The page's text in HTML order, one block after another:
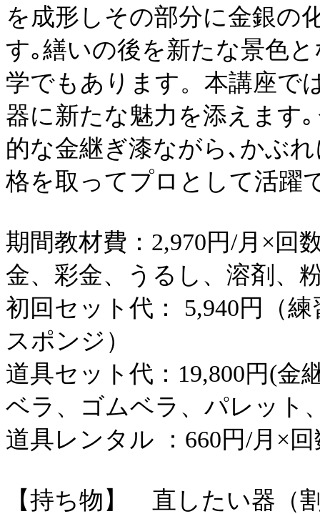
を成形しその部分に金銀の
す｡繕いの後を新たな景色
学でもあります。本講座で
器に新たな魅力を添えます
的な金継ぎ漆ながら､かぶ
格を取ってプロとして活躍
期間教材費：2,970円/月×回
金、彩金、うるし、溶剤、
初回セット代： 5,940円（
スポンジ）
道具セット代：19,800円(金
ベラ、ゴムベラ、パレット
道具レンタル ：660円/月×回
【持ち物】 直したい器（